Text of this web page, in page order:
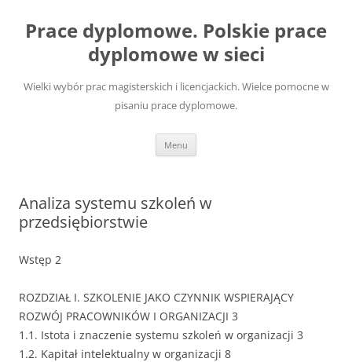
treści
Prace dyplomowe. Polskie prace
dyplomowe w sieci
Wielki wybór prac magisterskich i licencjackich. Wielce pomocne w
pisaniu prace dyplomowe.
Menu
Analiza systemu szkoleń w
przedsiębiorstwie
Wstęp 2
ROZDZIAŁ I. SZKOLENIE JAKO CZYNNIK WSPIERAJĄCY
ROZWÓJ PRACOWNIKÓW I ORGANIZACJI 3
1.1. Istota i znaczenie systemu szkoleń w organizacji 3
1.2. Kapitał intelektualny w organizacji 8